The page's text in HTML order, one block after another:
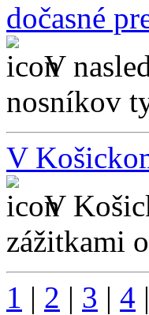
dočasné
V
nosníkov
V
V
zážitkami
1 | 2 | 3 | 4 |